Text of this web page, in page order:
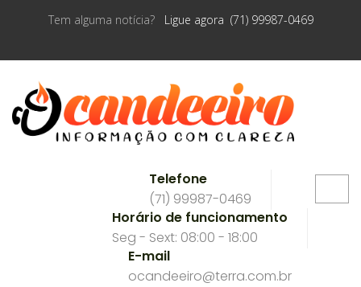
Tem alguma notícia? Ligue agora (71) 99987-0469
Telefone
(71) 99987-0469
Horário de funcionamento
Seg - Sext: 08:00 - 18:00
E-mail
ocandeeiro@terra.com.br